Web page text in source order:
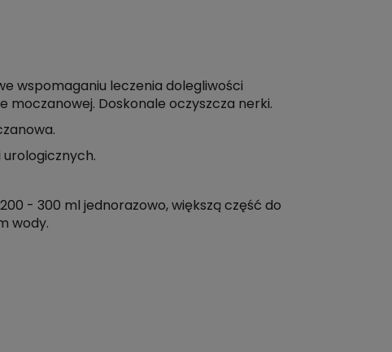
wspomaganiu leczenia dolegliwości
moczanowej. Doskonale oczyszcza nerki.
urologicznych.
- 300 ml jednorazowo, większą część do
wody.